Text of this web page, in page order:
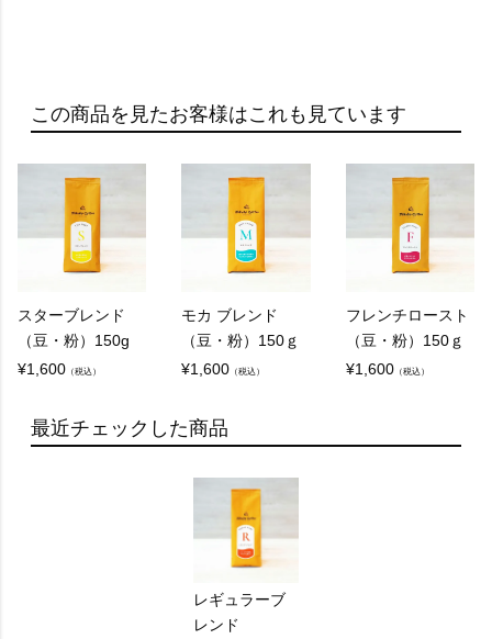
A：
レギュラーコーヒーとは、焙煎したコーヒー豆を
挽いて、お湯でフィルターなどを通し抽出するコ
ーヒーのことを指します。
通常、フィルターコーヒーやドリップコーヒーと
レギュラーコーヒーとエスプレッソの違いは何で
すか？
レギュラーコーヒーはお湯をコーヒー（粉）に通
してゆっくりと抽出されるのに対し、エスプレッ
ソは専用の器具で粉に強い圧力をかけることで短
時間で抽出する淹れ方のコーヒーです。
この商品を見たお客様はこれも見ています
スターブレンド
（豆・粉）150g
¥1,600 （税込）
モカ ブレンド
（豆・粉）150ｇ
¥1,600 （税込）
フレンチロースト
（豆・粉）150ｇ
¥1,600（税込）
最近チェックした商品
レギュラーブ
レンド